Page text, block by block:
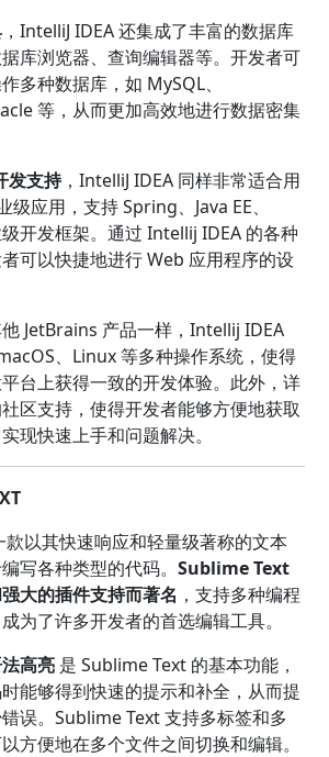
，IntelliJ IDEA 还集成了丰富的数据库
库浏览器、查询编辑器等。开发者可
多种数据库，如 MySQL、
等，从而更加高效地进行数据密集
发支持，IntelliJ IDEA 同样非常适合用
应用，支持 Spring、Java EE、
开发框架。通过 Intellij IDEA 的各种
可以快捷地进行 Web 应用程序的设
JetBrains 产品一样，Intellij IDEA
、Linux 等多种操作系统，使得
台上获得一致的开发体验。此外，详
区支持，使得开发者能够方便地获取
现快速上手和问题解决。
以其快速响应和轻量级著称的文本
写各种类型的代码。Sublime Text
大的插件支持而著名 ，支持多种编程
为了许多开发者的首选编辑工具。
高亮 是 Sublime Text 的基本功能，
能够得到快速的提示和补全，从而提
误。Sublime Text 支持多标签和多
方便地在多个文件之间切换和编辑。